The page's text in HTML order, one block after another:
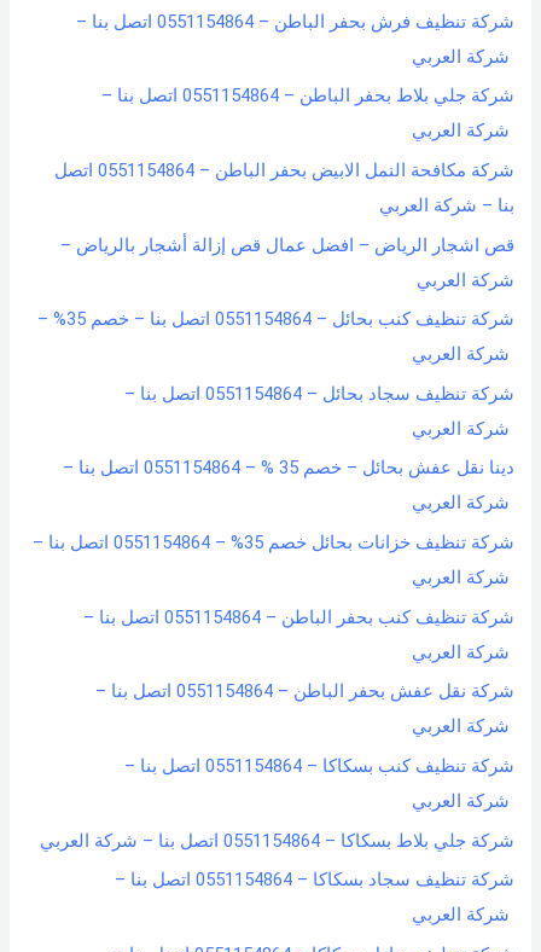
شركة تنظيف فرش بحفر الباطن – 0551154864 اتصل بنا –
شركة العربي
شركة جلي بلاط بحفر الباطن – 0551154864 اتصل بنا –
شركة العربي
شركة مكافحة النمل الابيض بحفر الباطن – 0551154864 اتصل
بنا – شركة العربي
قص اشجار الرياض – افضل عمال قص إزالة أشجار بالرياض –
شركة العربي
شركة تنظيف كنب بحائل – 0551154864 اتصل بنا – خصم 35% –
شركة العربي
شركة تنظيف سجاد بحائل – 0551154864 اتصل بنا –
شركة العربي
دينا نقل عفش بحائل – خصم 35 % – 0551154864 اتصل بنا –
شركة العربي
شركة تنظيف خزانات بحائل خصم 35% – 0551154864 اتصل بنا –
شركة العربي
شركة تنظيف كنب بحفر الباطن – 0551154864 اتصل بنا –
شركة العربي
شركة نقل عفش بحفر الباطن – 0551154864 اتصل بنا –
شركة العربي
شركة تنظيف كنب بسكاكا – 0551154864 اتصل بنا –
شركة العربي
شركة جلي بلاط بسكاكا – 0551154864 اتصل بنا – شركة العربي
شركة تنظيف سجاد بسكاكا – 0551154864 اتصل بنا –
شركة العربي